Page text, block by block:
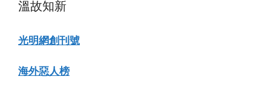
溫故知新
光明網創刊號
海外惡人榜